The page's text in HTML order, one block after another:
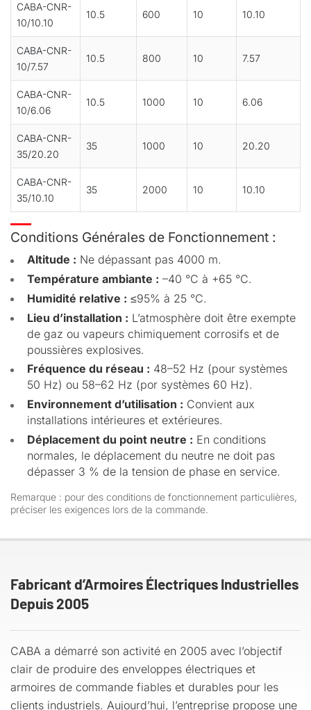
CABA-CNR-
10/10.10
10.5 600 10 10.10
CABA-CNR-
10/7.57
10.5 800 10 7.57
CABA-CNR-
10/6.06
10.5 1000 10 6.06
CABA-CNR-
35/20.20
35 1000 10 20.20
CABA-CNR-
35/10.10
35 2000 10 10.10
Conditions Générales de Fonctionnement :
Altitude : Ne dépassant pas 4000 m.
Température ambiante : –40 °C à +65 °C.
Humidité relative : ≤95% à 25 °C.
Lieu d’installation : L’atmosphère doit être exempte
de gaz ou vapeurs chimiquement corrosifs et de
poussières explosives.
Fréquence du réseau : 48–52 Hz (pour systèmes
50 Hz) ou 58–62 Hz (por systèmes 60 Hz).
Environnement d’utilisation : Convient aux
installations intérieures et extérieures.
Déplacement du point neutre : En conditions
normales, le déplacement du neutre ne doit pas
dépasser 3 % de la tension de phase en service.
Remarque : pour des conditions de fonctionnement particulières,
préciser les exigences lors de la commande.
Fabricant d’Armoires Électriques Industrielles
Depuis 2005
CABA a démarré son activité en 2005 avec l’objectif
clair de produire des enveloppes électriques et
armoires de commande fiables et durables pour les
clients industriels. Aujourd’hui, l’entreprise propose une